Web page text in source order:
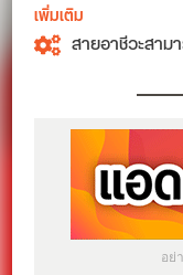
เพิ่มเติม
สายอาชีวะสาม
อย่